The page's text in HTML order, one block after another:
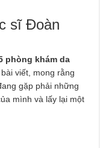
phòng khám da
viết, mong rằng
gặp phải những
mình và lấy lại một